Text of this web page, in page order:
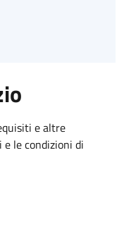
e altre
le condizioni di